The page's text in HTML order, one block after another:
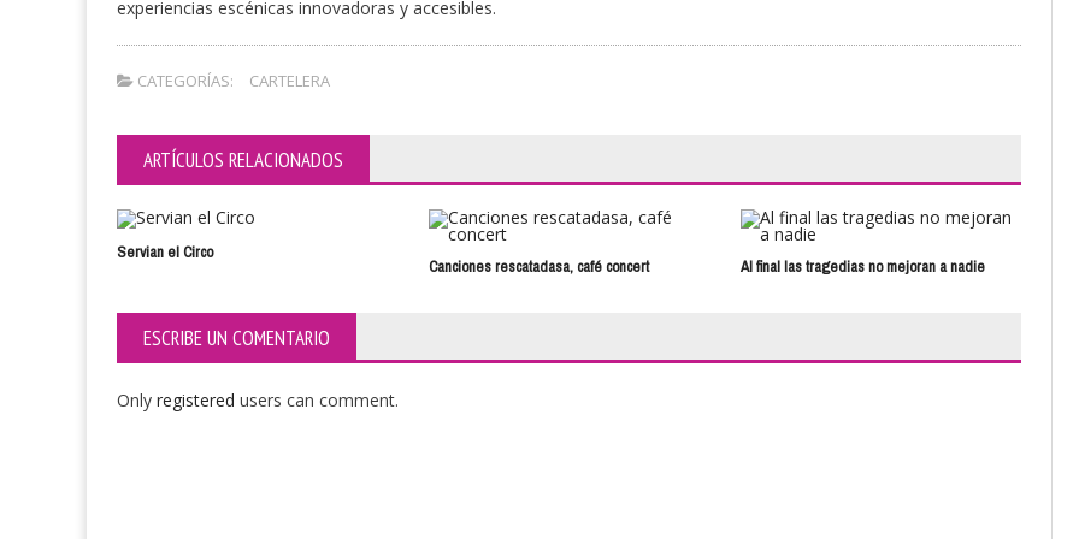
experiencias escénicas innovadoras y accesibles.
CATEGORÍAS: CARTELERA
ARTÍCULOS RELACIONADOS
Servian el Circo
Canciones rescatadasa, café concert Al final las tragedias no mejoran a nadie
ESCRIBE UN COMENTARIO
Only registered users can comment.